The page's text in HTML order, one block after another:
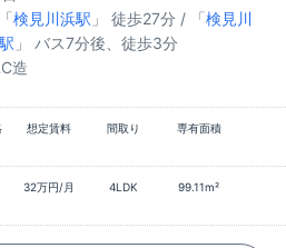
検見川浜駅 」 徒歩27分 / 「検見川
」 バス7分後、徒歩3分
造
想定賃料 間取り
専有面積
32万円/月 4LDK
99.11m²